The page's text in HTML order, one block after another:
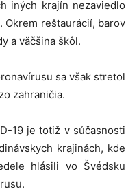
iných krajín nezaviedlo
Okrem reštaurácií, barov
a väčšina škôl.
sa však stretol
zahraničia.
19 je totiž v súčasnosti
krajinách, kde
hlásili vo Švédsku